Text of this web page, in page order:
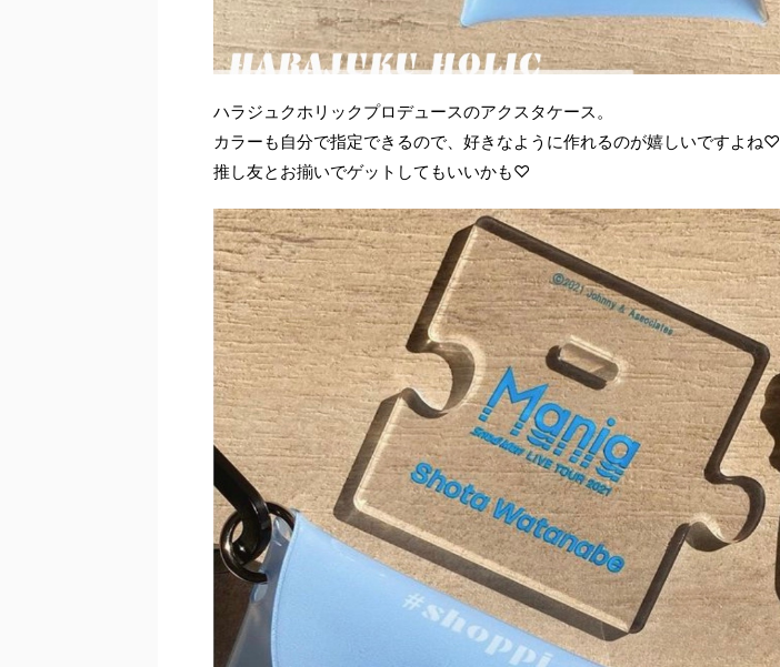
ハラジュクホリックプロデュースのアクスタケース。
カラーも自分で指定できるので、好きなように作れるのが嬉しいですよね♡
推し友とお揃いでゲットしてもいいかも♡